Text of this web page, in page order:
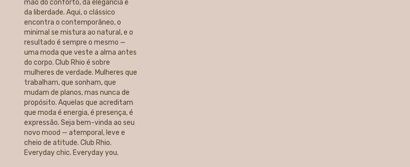
mão do conforto, da elegância e
da liberdade. Aqui, o clássico
encontra o contemporâneo, o
minimal se mistura ao natural, e o
resultado é sempre o mesmo —
uma moda que veste a alma antes
do corpo. Club Rhio é sobre
mulheres de verdade. Mulheres que
trabalham, que sonham, que
mudam de planos, mas nunca de
propósito. Aquelas que acreditam
que moda é energia, é presença, é
expressão. Seja bem-vinda ao seu
novo mood — atemporal, leve e
cheio de atitude. Club Rhio.
Everyday chic. Everyday you.